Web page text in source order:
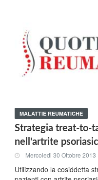
MALATTIE REUMATICHE
Strategia treat-to-
nell'artrite
Mercoledi 30 Ottobre 2013
Utilizzando la cosiddetta